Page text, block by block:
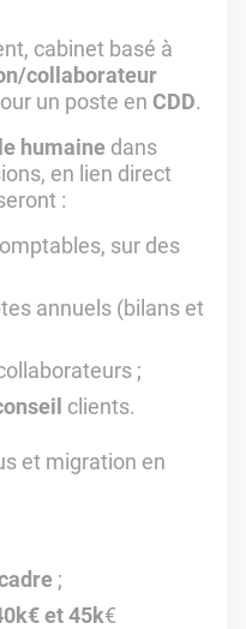
cabinet basé à
collaborateur
un poste en CDD.
humaine dans
en lien direct
:
sur des
annuels (bilans et
;
clients.
et migration en
;
et 45k€